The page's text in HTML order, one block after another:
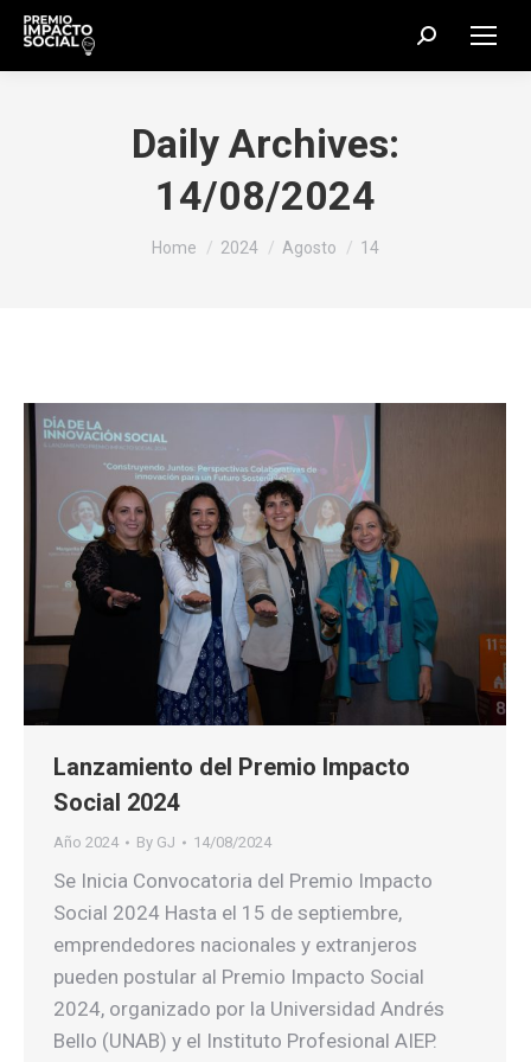
Search:
Daily Archives:
14/08/2024
You are here:
Home 2024 Agosto 14
Lanzamiento del Premio Impacto
Social 2024
Año 2024 By GJ 14/08/2024
Se Inicia Convocatoria del Premio Impacto
Social 2024 Hasta el 15 de septiembre,
emprendedores nacionales y extranjeros
pueden postular al Premio Impacto Social
2024, organizado por la Universidad Andrés
Bello (UNAB) y el Instituto Profesional AIEP.